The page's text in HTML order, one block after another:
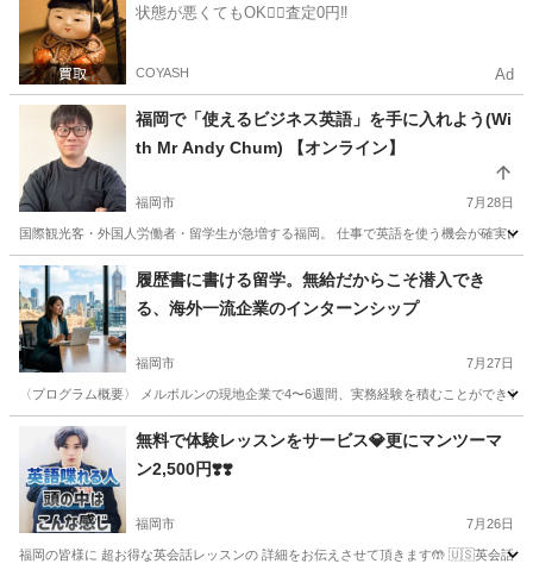
状態が悪くてもOK🙆‍♀️査定0円‼️
COYASH Ad
福岡で「使えるビジネス英語」を手に入れよう(Wi
th Mr Andy Chum) 【オンライン】
福岡市 7月28日
国際観光客・外国人労働者・留学生が急増する福岡。 仕事で英語を使う機会が確実に
福岡 福岡市 TOEIC(R)テスト TOEIC
履歴書に書ける留学。無給だからこそ潜入でき
る、海外一流企業のインターンシップ
福岡市 7月27日
〈プログラム概要〉 メルボルンの現地企業で4〜6週間、実務経験を積むことができ
福岡市 英語 海外
無料で体験レッスンをサービス💎更にマンツーマ
ン2,500円❣️❣️
福岡市 7月26日
福岡の皆様に 超お得な英会話レッスンの 詳細をお伝えさせて頂きます🤲 🇺🇸英会話